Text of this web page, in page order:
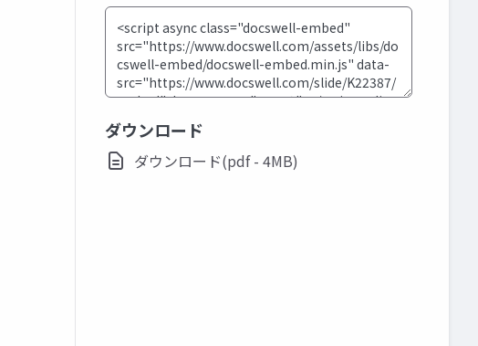
ダウンロード
ダウンロード(pdf - 4MB)